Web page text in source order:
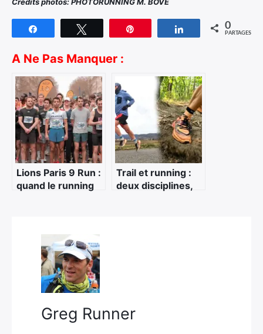
Partagez 0
PARTAGES
A Ne Pas Manquer :
Lions Paris 9 Run :
quand le running
Trail et running :
deux disciplines,
Greg Runner